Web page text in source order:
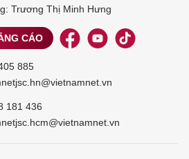
Trương Thị Minh Hưng
CÁO
885
181 436